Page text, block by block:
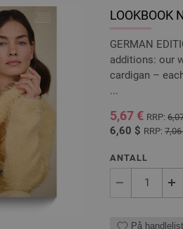
LOOKBOOK
GERMAN
additions: our
cardigan –
...
5,67 € RRP:
6,60 $ RRP:
ANTALL
På